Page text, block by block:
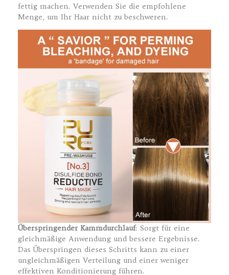
fettig machen. Verwenden Sie die empfohlene
Menge, um Ihr Haar nicht zu beschweren.
Überspringender Kammdurchlauf: Sorgt für eine
gleichmäßige Anwendung und bessere Ergebnisse.
Das Überspringen dieses Schritts kann zu einer
ungleichmäßigen Verteilung und einer weniger
effektiven Konditionierung führen.